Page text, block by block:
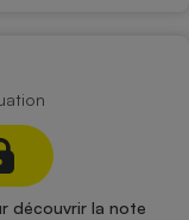
découvrir la note